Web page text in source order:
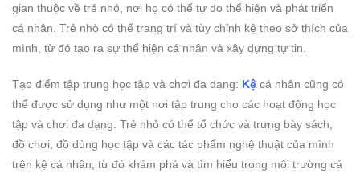
gian thuộc về trẻ nhỏ, nơi họ có thể tự do thể hiện và phát triển
cá nhân. Trẻ nhỏ có thể trang trí và tùy chỉnh kệ theo sở thích của
mình, từ đó tạo ra sự thể hiện cá nhân và xây dựng tự tin.
Tạo điểm tập trung học tập và chơi đa dạng: Kệ cá nhân cũng có
thể được sử dụng như một nơi tập trung cho các hoạt động học
tập và chơi đa dạng. Trẻ nhỏ có thể tổ chức và trưng bày sách,
đồ chơi, đồ dùng học tập và các tác phẩm nghệ thuật của mình
trên kệ cá nhân, từ đó khám phá và tìm hiểu trong môi trường cá